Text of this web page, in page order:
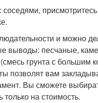
соседями,
и можно
выводы: песчаные,
грунта с большим
позволят вам
Вы сможете
только на стоимость.